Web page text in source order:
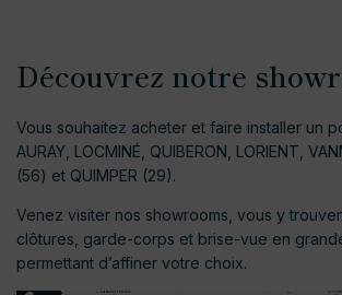
Découvrez notre
Vous souhaitez acheter et faire installer un
AURAY, LOCMINÉ, QUIBERON, LORIENT,
(56) et QUIMPER (29).
Venez visiter nos showrooms, vous y
clôtures, garde-corps et brise-vue en
permettant d’affiner votre choix.